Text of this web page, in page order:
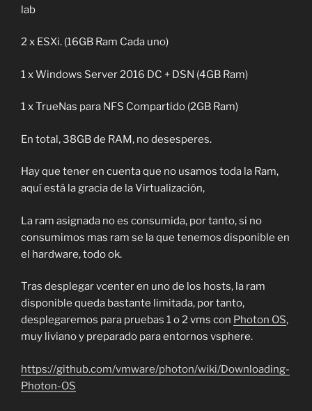
lab
2 x ESXi. (16GB Ram Cada uno)
1 x Windows Server 2016 DC + DSN (4GB Ram)
1 x TrueNas para NFS Compartido (2GB Ram)
En total, 38GB de RAM, no desesperes.
Hay que tener en cuenta que no usamos toda la Ram,
aquí está la gracia de la Virtualización,
La ram asignada no es consumida, por tanto, si no
consumimos mas ram se la que tenemos disponible en
el hardware, todo ok.
Tras desplegar vcenter en uno de los hosts, la ram
disponible queda bastante limitada, por tanto,
desplegaremos para pruebas 1 o 2 vms con Photon OS,
muy liviano y preparado para entornos vsphere.
https://github.com/vmware/photon/wiki/Downloading-
Photon-OS